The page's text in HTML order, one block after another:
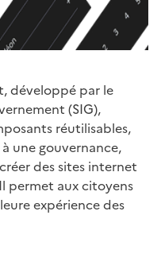
développé par le
(SIG),
réutilisables,
une gouvernance,
des sites internet
permet aux citoyens
expérience des